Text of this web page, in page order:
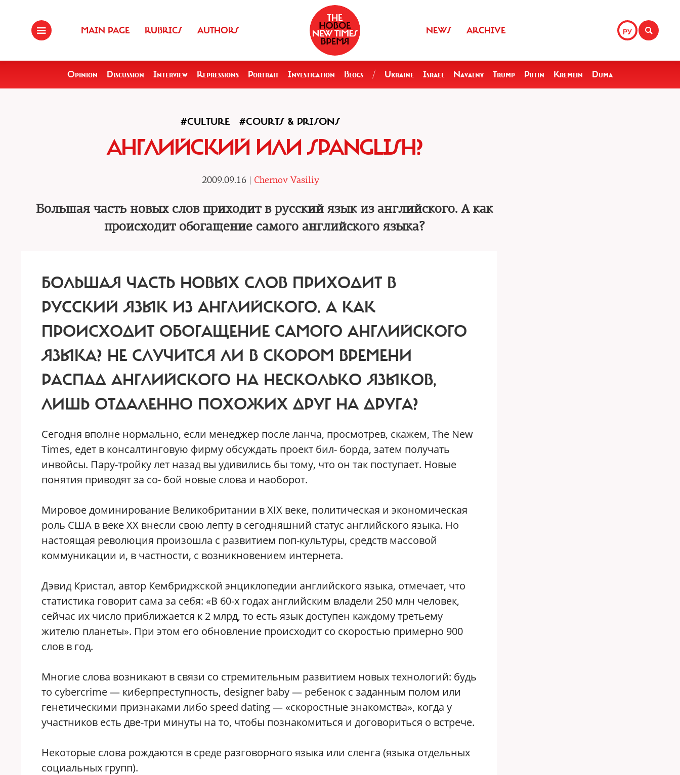
MAIN PAGE RUBRICS AUTHORS РУ
NEWS ARCHIVE
Opinion Discussion Interview Repressions Portrait Investigation Blogs / Ukraine Israel Navalny Trump Putin Kremlin Duma
#CULTURE #COURTS & PRISONS
АНГЛИЙСКИЙ ИЛИ SPANGLISH?
2009.09.16 | Chernov Vasiliy
Большая часть новых слов приходит в русский язык из английского. А как
происходит обогащение самого английского языка?
БОЛЬШАЯ ЧАСТЬ НОВЫХ СЛОВ ПРИХОДИТ В
РУССКИЙ ЯЗЫК ИЗ АНГЛИЙСКОГО. А КАК
ПРОИСХОДИТ ОБОГАЩЕНИЕ САМОГО АНГЛИЙСКОГО
ЯЗЫКА? НЕ СЛУЧИТСЯ ЛИ В СКОРОМ ВРЕМЕНИ
РАСПАД АНГЛИЙСКОГО НА НЕСКОЛЬКО ЯЗЫКОВ,
ЛИШЬ ОТДАЛЕННО ПОХОЖИХ ДРУГ НА ДРУГА?
Сегодня вполне нормально, если менеджер после ланча, просмотрев, скажем, The New
Times, едет в консалтинговую фирму обсуждать проект бил- борда, затем получать
инвойсы. Пару-тройку лет назад вы удивились бы тому, что он так поступает. Новые
понятия приводят за со- бой новые слова и наоборот.
Мировое доминирование Великобритании в XIX веке, политическая и экономическая
роль США в веке XX внесли свою лепту в сегодняшний статус английского языка. Но
настоящая революция произошла с развитием поп-культуры, средств массовой
коммуникации и, в частности, с возникновением интернета.
Дэвид Кристал, автор Кембриджской энциклопедии английского языка, отмечает, что
статистика говорит сама за себя: «В 60-х годах английским владели 250 млн человек,
сейчас их число приближается к 2 млрд, то есть язык доступен каждому третьему
жителю планеты». При этом его обновление происходит со скоростью примерно 900
слов в год.
Многие слова возникают в связи со стремительным развитием новых технологий: будь
то cybercrime — киберпреступность, designer baby — ребенок с заданным полом или
генетическими признаками либо speed dating — «скоростные знакомства», когда у
участников есть две-три минуты на то, чтобы познакомиться и договориться о встрече.
Некоторые слова рождаются в среде разговорного языка или сленга (языка отдельных
социальных групп).